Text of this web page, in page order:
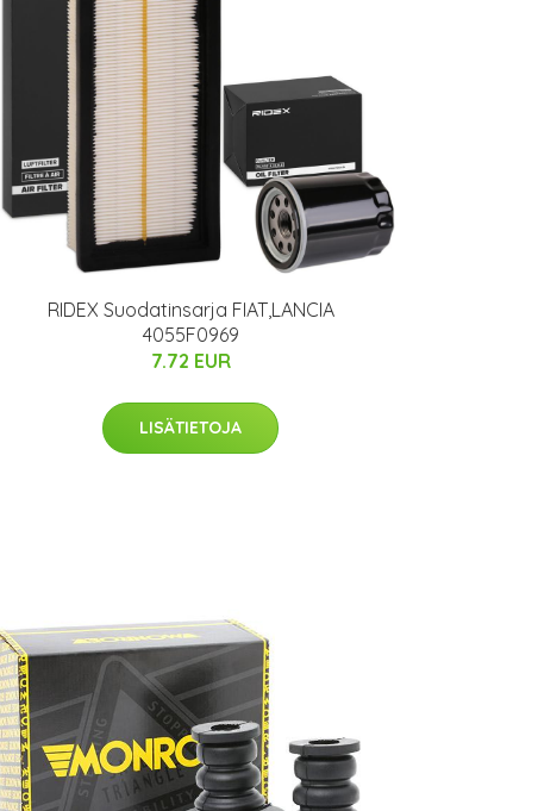
RIDEX Suodatinsarja FIAT,LANCIA
4055F0969
7.72 EUR
LISÄTIETOJA